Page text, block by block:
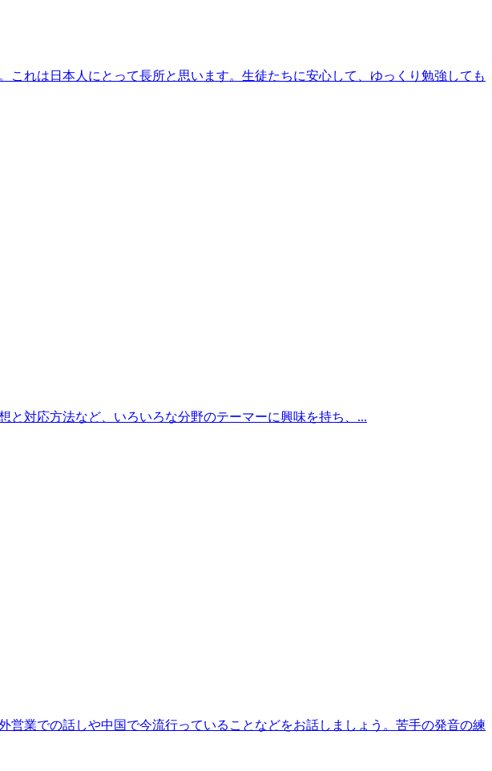
れは日本人にとって長所と思います。生徒たちに安心して、ゆっくり勉強しても
対応方法など、いろいろな分野のテーマーに興味を持ち、...
業での話しや中国で今流行っていることなどをお話しましょう。苦手の発音の練